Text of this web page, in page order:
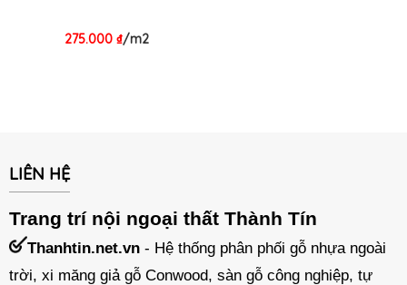
275.000 ₫/m2
LIÊN HỆ
Trang trí nội ngoại thất Thành Tín
Thanhtin.net.vn - Hệ thống phân phối gỗ nhựa ngoài
trời, xi măng giả gỗ Conwood, sàn gỗ công nghiệp, tự